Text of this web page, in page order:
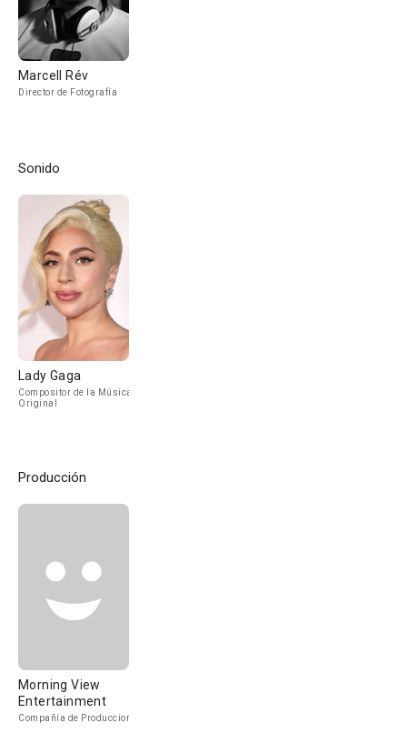
Marcell Rév
Director de Fotografía
Sonido
Lady Gaga
Compositor de la Música
Original
Producción
Morning View
Entertainment
Compañía de Produccion